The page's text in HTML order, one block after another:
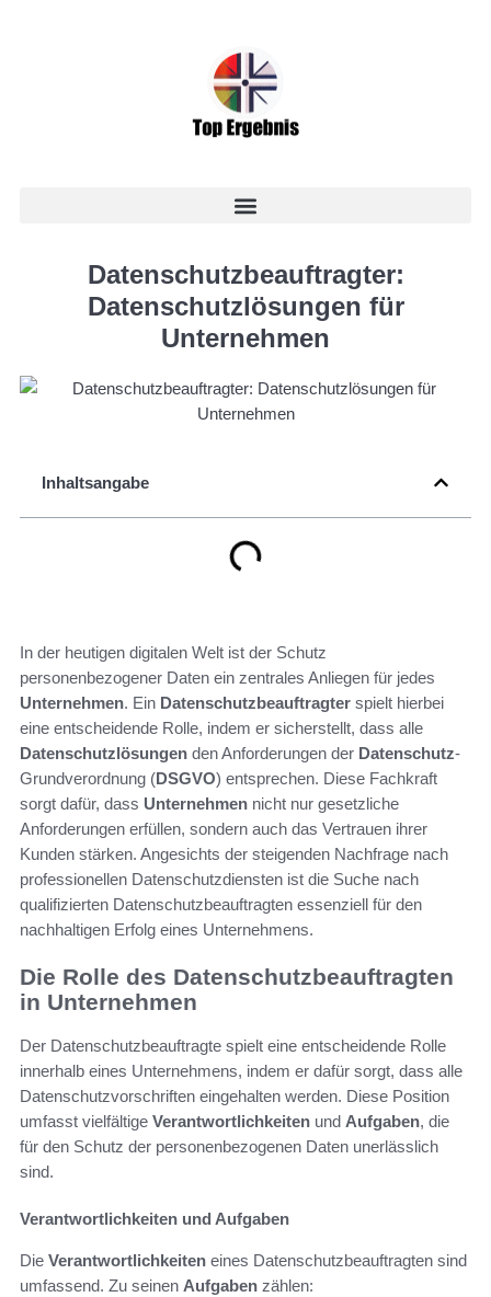
Datenschutzbeauftragter:
Datenschutzlösungen für
Unternehmen
Inhaltsangabe
In der heutigen digitalen Welt ist der Schutz
personenbezogener Daten ein zentrales Anliegen für jedes
Unternehmen. Ein Datenschutzbeauftragter spielt hierbei
eine entscheidende Rolle, indem er sicherstellt, dass alle
Datenschutzlösungen den Anforderungen der Datenschutz-
Grundverordnung (DSGVO) entsprechen. Diese Fachkraft
sorgt dafür, dass Unternehmen nicht nur gesetzliche
Anforderungen erfüllen, sondern auch das Vertrauen ihrer
Kunden stärken. Angesichts der steigenden Nachfrage nach
professionellen Datenschutzdiensten ist die Suche nach
qualifizierten Datenschutzbeauftragten essenziell für den
nachhaltigen Erfolg eines Unternehmens.
Die Rolle des Datenschutzbeauftragten
in Unternehmen
Der Datenschutzbeauftragte spielt eine entscheidende Rolle
innerhalb eines Unternehmens, indem er dafür sorgt, dass alle
Datenschutzvorschriften eingehalten werden. Diese Position
umfasst vielfältige Verantwortlichkeiten und Aufgaben, die
für den Schutz der personenbezogenen Daten unerlässlich
sind.
Verantwortlichkeiten und Aufgaben
Die Verantwortlichkeiten eines Datenschutzbeauftragten sind
umfassend. Zu seinen Aufgaben zählen: